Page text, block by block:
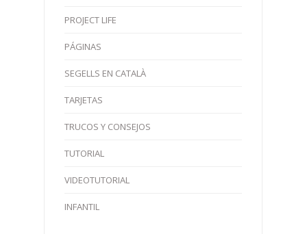
PROJECT LIFE
PÁGINAS
SEGELLS EN CATALÀ
TARJETAS
TRUCOS Y CONSEJOS
TUTORIAL
VIDEOTUTORIAL
INFANTIL